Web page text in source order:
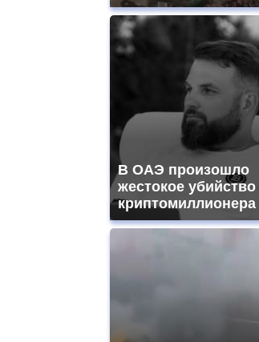
В ОАЭ произошло
жестокое убийство
криптомиллионера